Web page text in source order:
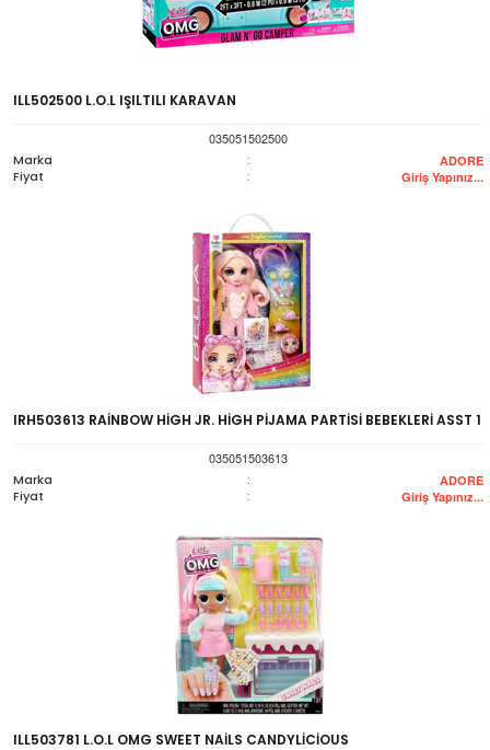
ILL502500 L.O.L IŞILTILI KARAVAN
035051502500
Marka
: ADORE
Fiyat : Giriş Yapınız...
IRH503613 RAİNBOW HİGH JR. HİGH PİJAMA PARTİSİ BEBEKLERİ ASST 1
035051503613
Marka
: ADORE
Fiyat : Giriş Yapınız...
ILL503781 L.O.L OMG SWEET NAİLS CANDYLİCİOUS